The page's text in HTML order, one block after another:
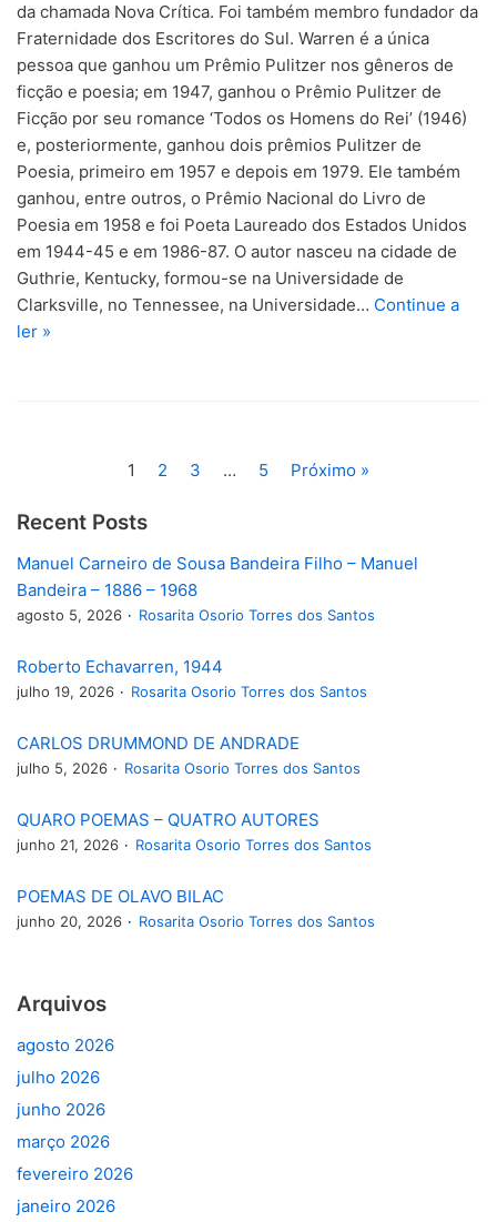
da chamada Nova Crítica. Foi também membro fundador da
Fraternidade dos Escritores do Sul. Warren é a única
pessoa que ganhou um Prêmio Pulitzer nos gêneros de
ficção e poesia; em 1947, ganhou o Prêmio Pulitzer de
Ficção por seu romance ‘Todos os Homens do Rei’ (1946)
e, posteriormente, ganhou dois prêmios Pulitzer de
Poesia, primeiro em 1957 e depois em 1979. Ele também
ganhou, entre outros, o Prêmio Nacional do Livro de
Poesia em 1958 e foi Poeta Laureado dos Estados Unidos
em 1944-45 e em 1986-87. O autor nasceu na cidade de
Guthrie, Kentucky, formou-se na Universidade de
Clarksville, no Tennessee, na Universidade… Continue a
ler »
1 2 3 … 5 Próximo »
Recent Posts
Manuel Carneiro de Sousa Bandeira Filho – Manuel
Bandeira – 1886 – 1968
agosto 5, 2026 Rosarita Osorio Torres dos Santos
Roberto Echavarren, 1944
julho 19, 2026 Rosarita Osorio Torres dos Santos
CARLOS DRUMMOND DE ANDRADE
julho 5, 2026 Rosarita Osorio Torres dos Santos
QUARO POEMAS – QUATRO AUTORES
junho 21, 2026 Rosarita Osorio Torres dos Santos
POEMAS DE OLAVO BILAC
junho 20, 2026 Rosarita Osorio Torres dos Santos
Arquivos
agosto 2026
julho 2026
junho 2026
março 2026
fevereiro 2026
janeiro 2026